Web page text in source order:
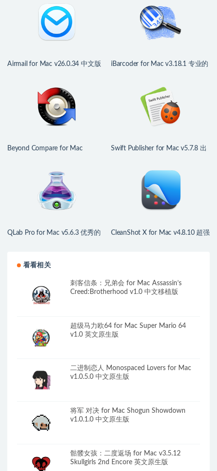
Airmail for Mac v26.0.34 中文版
iBarcoder for Mac v3.18.1 专业的
Beyond Compare for Mac
Swift Publisher for Mac v5.7.8 出
QLab Pro for Mac v5.6.3 优秀的
CleanShot X for Mac v4.8.10 超强
看看相关
刺客信条：兄弟会 for Mac Assassin’s
Creed:Brotherhood v1.0 中文移植版
超级马力欧64 for Mac Super Mario 64
v1.0 英文原生版
二进制恋人 Monospaced Lovers for Mac
v1.0.5.0 中文原生版
将军 对决 for Mac Shogun Showdown
v1.0.1.0 中文原生版
骷髅女孩：二度返场 for Mac v3.5.12
Skullgirls 2nd Encore 英文原生版